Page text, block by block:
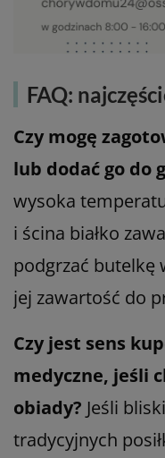
FAQ:
Czy mogę
lub dodać go do
wysoka
i ścina białko
podgrzać butelkę
jej zawartość do
Czy jest sens
medyczne, jeśli
obiady? Jeśli
tradycyjnych